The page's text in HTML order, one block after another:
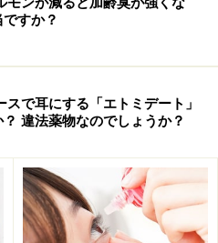
は血友病などの治療に、
ショックなどの場合に、そ
は重症感染症、ある種の神
に用いられています。それぞ
すか？
スで耳にする「エトミデート」
違法薬物なのでしょうか？